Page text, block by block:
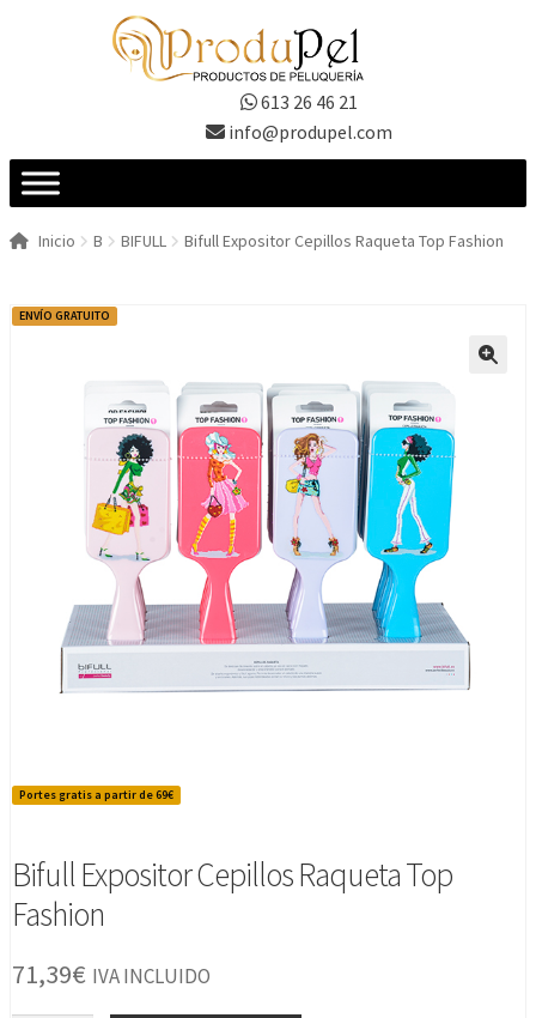
613 26 46 21
info@produpel.com
Inicio B BIFULL Bifull Expositor Cepillos Raqueta Top Fashion
Portes gratis a partir de 69€
ENVÍO GRATUITO
Bifull Expositor Cepillos Raqueta Top
Fashion
71,39€ IVA INCLUIDO